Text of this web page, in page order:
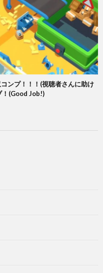
ンプ！！！(視聴者さんに助け
！(Good Job!)